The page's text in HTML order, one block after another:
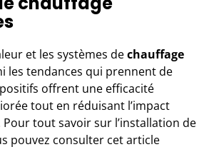
et les systèmes dechauffage
les tendances qui prennent de
offrent une efficacité
tout en réduisant l’impact
tout savoir sur l’installation de
pouvez consulter cet article